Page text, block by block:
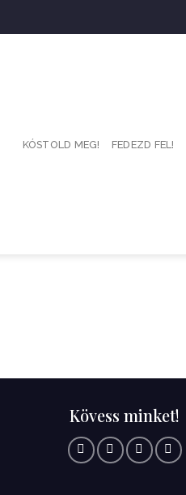
KÓSTOLD MEG! FEDEZD FEL!
Kövess minket!